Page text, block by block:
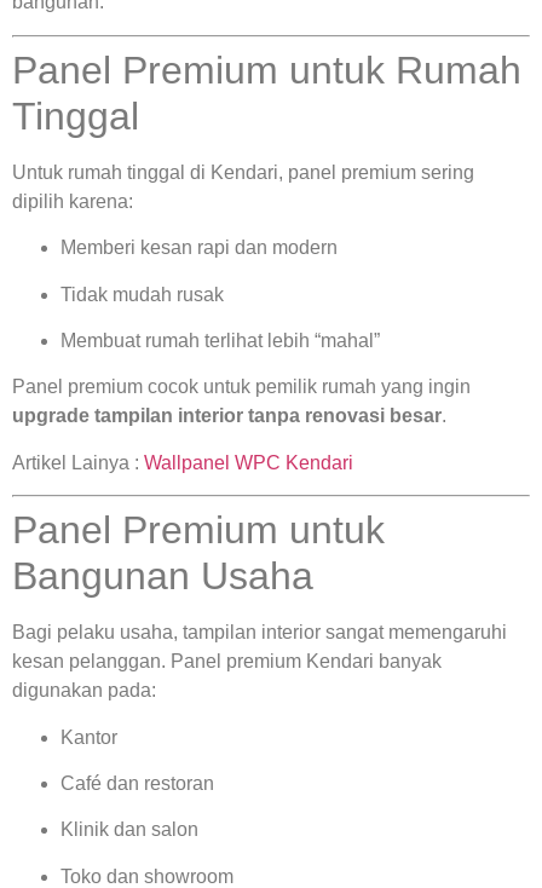
Panel Premium untuk Rumah
Tinggal
Untuk rumah tinggal di Kendari, panel premium sering
dipilih karena:
Memberi kesan rapi dan modern
Tidak mudah rusak
Membuat rumah terlihat lebih “mahal”
Panel premium cocok untuk pemilik rumah yang ingin
upgrade tampilan interior tanpa renovasi besar.
Artikel Lainya : Wallpanel WPC Kendari
Panel Premium untuk
Bangunan Usaha
Bagi pelaku usaha, tampilan interior sangat memengaruhi
kesan pelanggan. Panel premium Kendari banyak
digunakan pada:
Kantor
Café dan restoran
Klinik dan salon
Toko dan showroom